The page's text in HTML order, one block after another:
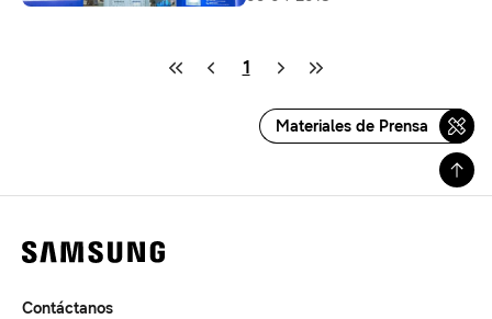
1
Materiales de Prensa
Contáctanos